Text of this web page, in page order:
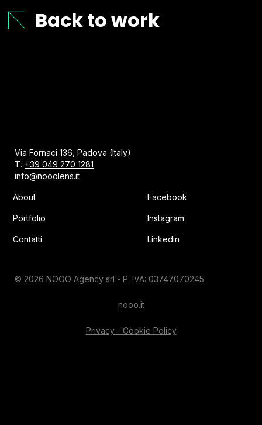
Back to work
Via Fornaci 136, Padova (Italy)
T. +39 049 270 1281
info@nooolens.it
About
Portfolio
Contatti
Facebook
Instagram
Linkedin
© 2026 NOOO Agency srl - P. IVA: 03747070245
nooo.it
Privacy - Cookie Policy